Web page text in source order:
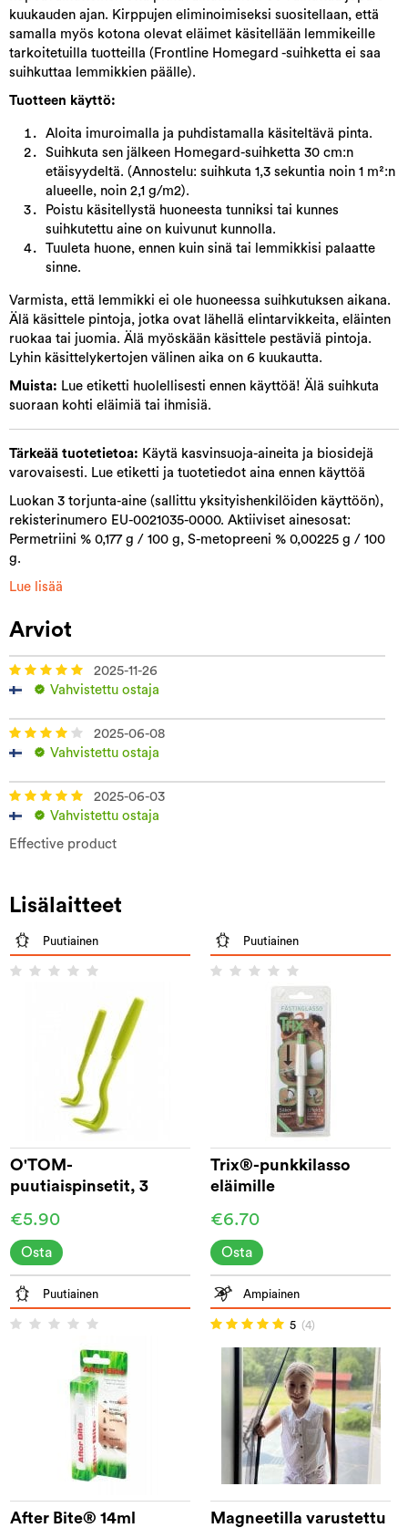
kuukauden ajan. Kirppujen eliminoimiseksi suositellaan, että
samalla myös kotona olevat eläimet käsitellään lemmikeille
tarkoitetuilla tuotteilla (Frontline Homegard -suihketta ei saa
suihkuttaa lemmikkien päälle).
Tuotteen käyttö:
Aloita imuroimalla ja puhdistamalla käsiteltävä pinta.
Suihkuta sen jälkeen Homegard-suihketta 30 cm:n
etäisyydeltä. (Annostelu: suihkuta 1,3 sekuntia noin 1 m²:n
alueelle, noin 2,1 g/m2).
Poistu käsitellystä huoneesta tunniksi tai kunnes
suihkutettu aine on kuivunut kunnolla.
Tuuleta huone, ennen kuin sinä tai lemmikkisi palaatte
sinne.
Varmista, että lemmikki ei ole huoneessa suihkutuksen aikana.
Älä käsittele pintoja, jotka ovat lähellä elintarvikkeita, eläinten
ruokaa tai juomia. Älä myöskään käsittele pestäviä pintoja.
Lyhin käsittelykertojen välinen aika on 6 kuukautta.
Muista: Lue etiketti huolellisesti ennen käyttöä! Älä suihkuta
suoraan kohti eläimiä tai ihmisiä.
Tärkeää tuotetietoa: Käytä kasvinsuoja-aineita ja biosidejä
varovaisesti. Lue etiketti ja tuotetiedot aina ennen käyttöä
Luokan 3 torjunta-aine (sallittu yksityishenkilöiden käyttöön),
rekisterinumero EU-0021035-0000. Aktiiviset ainesosat:
Permetriini % 0,177 g / 100 g, S-metopreeni % 0,00225 g / 100
g.
Lue lisää
Arviot
2025-11-26
Vahvistettu ostaja
2025-06-08
Vahvistettu ostaja
2025-06-03
Vahvistettu ostaja
Effective product
Lisälaitteet
Puutiainen
O'TOM-
puutiaispinsetit, 3
€5.90
Osta
Puutiainen
Trix®-punkkilasso
eläimille
€6.70
Osta
Puutiainen
After Bite® 14ml
Ampiainen
5 (4)
Magneetilla varustettu